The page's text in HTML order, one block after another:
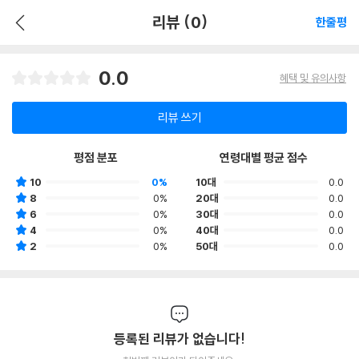
리뷰 (0) 한줄평
0.0 혜택 및 유의사항
리뷰 쓰기
평점 분포
10
0%
8
0%
6
0%
4
0%
2
0%
연령대별 평균 점수
10대
0.0
20대
0.0
30대
0.0
40대
0.0
50대
0.0
등록된 리뷰가 없습니다!